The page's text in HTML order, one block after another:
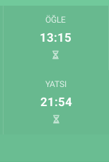
ÖĞLE
13:15
YATSI
21:54